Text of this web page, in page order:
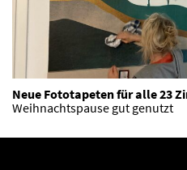
Neue Fototapeten für alle 23
Weihnachtspause gut genutzt